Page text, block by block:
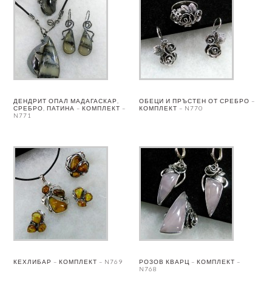
ДЕНДРИТ ОПАЛ МАДАГАСКАР,
СРЕБРО, ПАТИНА – КОМПЛЕКТ –
N771
ОБЕЦИ И ПРЪСТЕН ОТ СРЕБРО –
КОМПЛЕКТ – N770
КЕХЛИБАР – КОМПЛЕКТ – N769
РОЗОВ КВАРЦ – КОМПЛЕКТ –
N768